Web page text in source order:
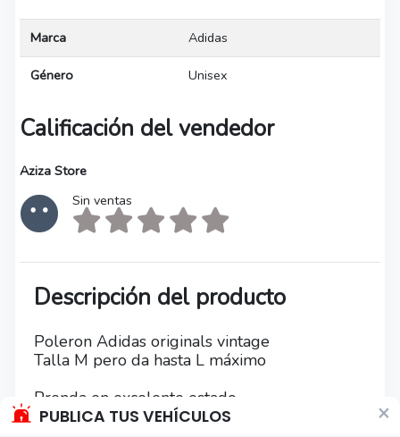
PUBLICA TUS VEHÍCULOS ×
Marca Adidas
Género Unisex
Calificación del vendedor
Aziza Store
Sin ventas
Descripción del producto
Poleron Adidas originals vintage
Talla M pero da hasta L máximo
Prenda en excelente estado